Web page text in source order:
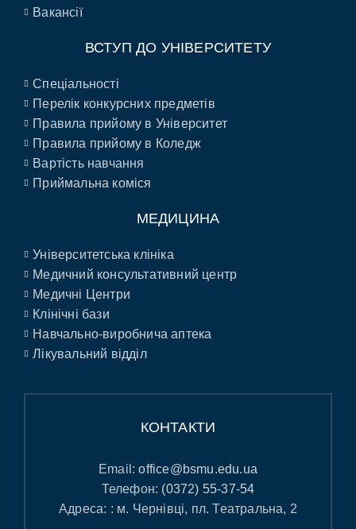
Вакансії
ВСТУП ДО УНІВЕРСИТЕТУ
Спеціальності
Перелік конкурсних предметів
Правила прийому в Університет
Правила прийому в Коледж
Вартість навчання
Приймальна коміся
МЕДИЦИНА
Університетська клініка
Медичний консультативний центр
Медичні Центри
Клінічні бази
Навчально-виробнича аптека
Лікувальний відділ
КОНТАКТИ
Email:office@bsmu.edu.ua
Телефон: (0372) 55-37-54
Адреса: : м. Чернівці, пл. Театральна, 2